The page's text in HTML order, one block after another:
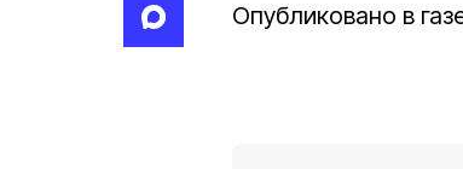
Опубликовано в